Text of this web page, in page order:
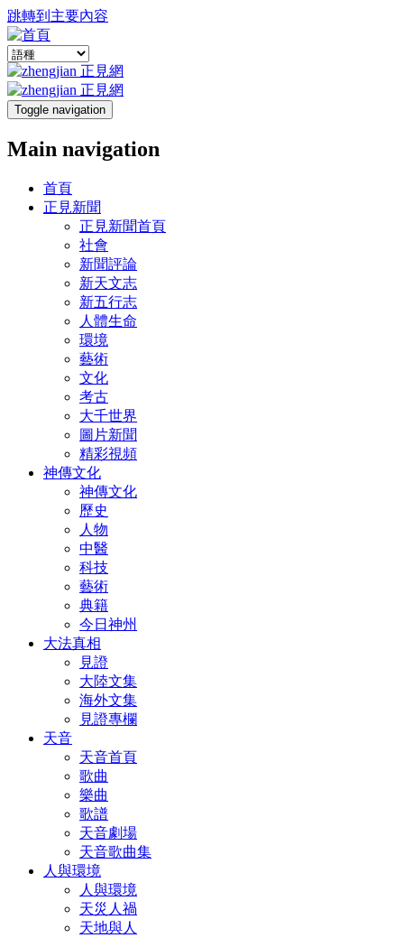
跳轉到主要內容
Toggle navigation
Main navigation
首頁
正見新聞
正見新聞首頁
社會
新聞評論
新天文志
新五行志
人體生命
環境
藝術
文化
考古
大千世界
圖片新聞
精彩視頻
神傳文化
神傳文化
歷史
人物
中醫
科技
藝術
典籍
今日神州
大法真相
見證
大陸文集
海外文集
見證專欄
天音
天音首頁
歌曲
樂曲
歌譜
天音劇場
天音歌曲集
人與環境
人與環境
天災人禍
天地與人